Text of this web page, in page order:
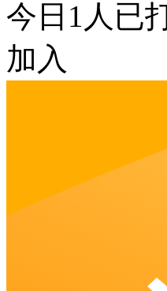
今日 1 人已
加入